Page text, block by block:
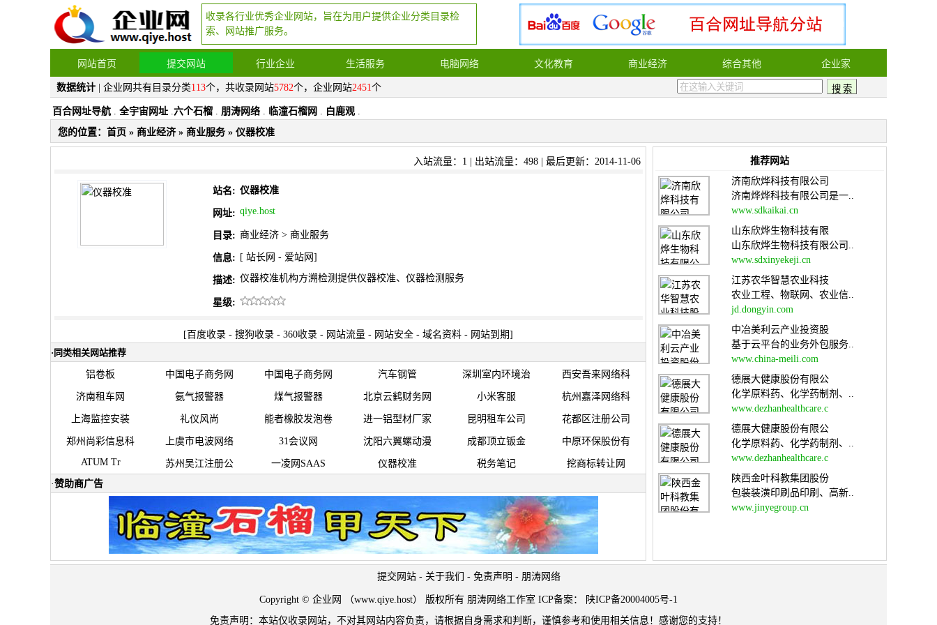
收录各行业优秀企业网站，旨在为用户提供企业分类目录检
索、网站推广服务。
网站首页 提交网站 行业企业 生活服务 电脑网络 文化教育 商业经济 综合其他 企业家
数据统计 | 企业网共有目录分类113个，共收录网站5782个，企业网站2451个
百合网址导航 . 全宇宙网址 .六个石榴 . 朋涛网络 . 临潼石榴网 . 白鹿观 .
您的位置： 首页 » 商业经济» 商业服务 » 仪器校准
入站流量：1 | 出站流量：498 | 最后更新：2014-11-06
站名: 仪器校准
网址: qiye.host
目录: 商业经济 > 商业服务
信息: [ 站长网 - 爱站网 ]
描述: 仪器校准机构方溯检测提供仪器校准、仪器检测服务
星级:
[ 百度收录 - 搜狗收录 - 360收录 - 网站流量 - 网站安全 - 域名资料 - 网站到期]
· 同类相关网站推荐
铝卷板 中国电子商务网 中国电子商务网 汽车钢管 深圳室内环境治 西安吾来网络科
济南租车网 氨气报警器 煤气报警器 北京云鹤财务网 小米客服 杭州嘉泽网络科
上海监控安装 礼仪风尚 能者橡胶发泡卷 进一铝型材厂家 昆明租车公司 花都区注册公司
郑州尚彩信息科 上虞市电波网络 31会议网 沈阳六翼螺动漫 成都顶立钣金
中原环保股份有
ATUM Tr
苏州吴江注册公 一凌网SAAS 仪器校准 税务笔记
挖商标转让网
·赞助商广告
推荐网站
济南欣烨科技有限公司
济南烨烨科技有限公司是一..
www.sdkaikai.cn
山东欣烨生物科技有限
山东欣烨生物科技有限公司..
www.sdxinyekeji.cn
江苏农华智慧农业科技
农业工程、物联网、农业信..
jd.dongyin.com
中冶美利云产业投资股
基于云平台的业务外包服务..
www.china-meili.com
德展大健康股份有限公
化学原料药、化学药制剂、..
www.dezhanhealthcare.c
德展大健康股份有限公
化学原料药、化学药制剂、..
www.dezhanhealthcare.c
陕西金叶科教集团股份
包装装潢印刷品印刷、高新..
www.jinyegroup.cn
提交网站 - 关于我们 - 免责声明 - 朋涛网络
Copyright © 企业网 （www.qiye.host） 版权所有 朋涛网络工作室 ICP备案：
陕ICP备20004005号-1
免责声明：本站仅收录网站，不对其网站内容负责，请根据自身需求和判断，谨慎参考和使用相关信息！感谢您的支持！